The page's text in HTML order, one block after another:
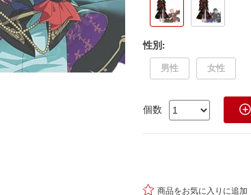
性別 :
男性 女性
個数 
 商品をお気に入りに追加